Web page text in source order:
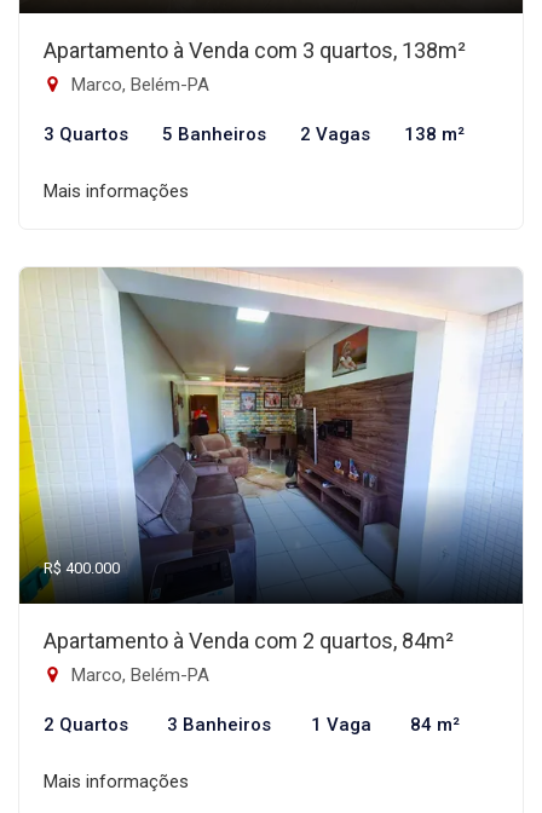
Apartamento à Venda com 3 quartos, 138m²
Marco, Belém-PA
3 Quartos 5 Banheiros 2 Vagas 138 m²
Mais informações
R$ 400.000
Apartamento à Venda com 2 quartos, 84m²
Marco, Belém-PA
2 Quartos 3 Banheiros 1 Vaga 84 m²
Mais informações